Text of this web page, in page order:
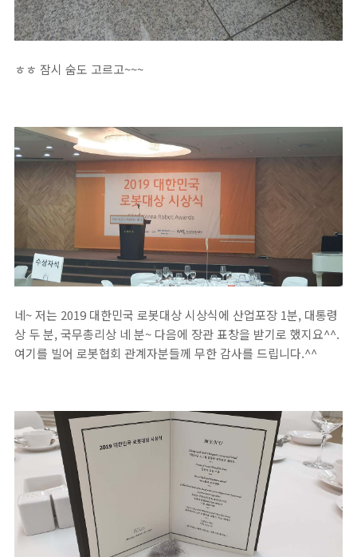
ㅎㅎ 잠시 숨도 고르고~~~
네~ 저는 2019 대한민국 로봇대상 시상식에 산업포장 1분, 대통령
상 두 분, 국무총리상 네 분~ 다음에 장관 표창을 받기로 했지요^^.
여기를 빌어 로봇협회 관계자분들께 무한 감사를 드립니다.^^